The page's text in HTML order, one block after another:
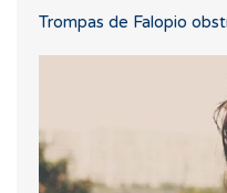
Trompas de Falopio